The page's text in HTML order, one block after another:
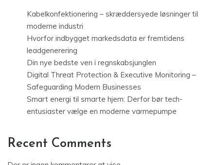
Kabelkonfektionering – skræddersyede løsninger til
moderne industri
Hvorfor indbygget markedsdata er fremtidens
leadgenerering
Din nye bedste ven i regnskabsjunglen
Digital Threat Protection & Executive Monitoring –
Safeguarding Modern Businesses
Smart energi til smarte hjem: Derfor bør tech-
entusiaster vælge en moderne varmepumpe
Recent Comments